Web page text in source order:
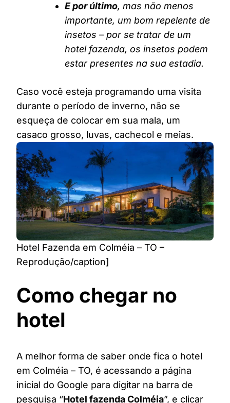
E por último, mas não menos
importante, um bom repelente de
insetos – por se tratar de um
hotel fazenda, os insetos podem
estar presentes na sua estadia.
Caso você esteja programando uma visita
durante o período de inverno, não se
esqueça de colocar em sua mala, um
casaco grosso, luvas, cachecol e meias.
Hotel Fazenda em Colméia – TO –
Reprodução/caption]
Como chegar no
hotel
A melhor forma de saber onde fica o hotel
em Colméia – TO, é acessando a página
inicial do Google para digitar na barra de
pesquisa “Hotel fazenda Colméia”, e clicar